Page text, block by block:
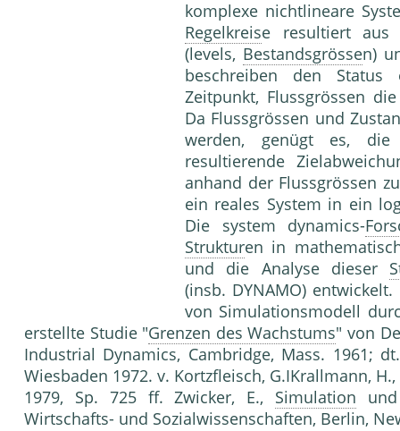
komplexe nichtlineare
Regelkreise resultiert aus
(levels, Bestandsgrössen)
beschreiben den
Zeitpunkt, Flussgrössen
Da Flussgrössen und
werden, genügt es,
resultierende
anhand der Flussgrössen
ein reales System in ein
Die system dynamics-
Strukturen in
und die Analyse dieser
(insb. DYNAMO)
von Simulationsmodell
erstellte Studie "Grenzen des Wachstums" von
Industrial Dynamics, Cambridge, Mass. 1961;
Wiesbaden 1972. v. Kortzfleisch, G.IKrallmann,
1979, Sp. 725 ff. Zwicker, E., Simulation
Wirtschafts- und Sozialwissenschaften, Berlin,